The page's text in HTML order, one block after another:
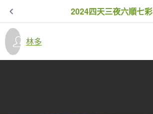
2024四天三夜六順七彩
林多